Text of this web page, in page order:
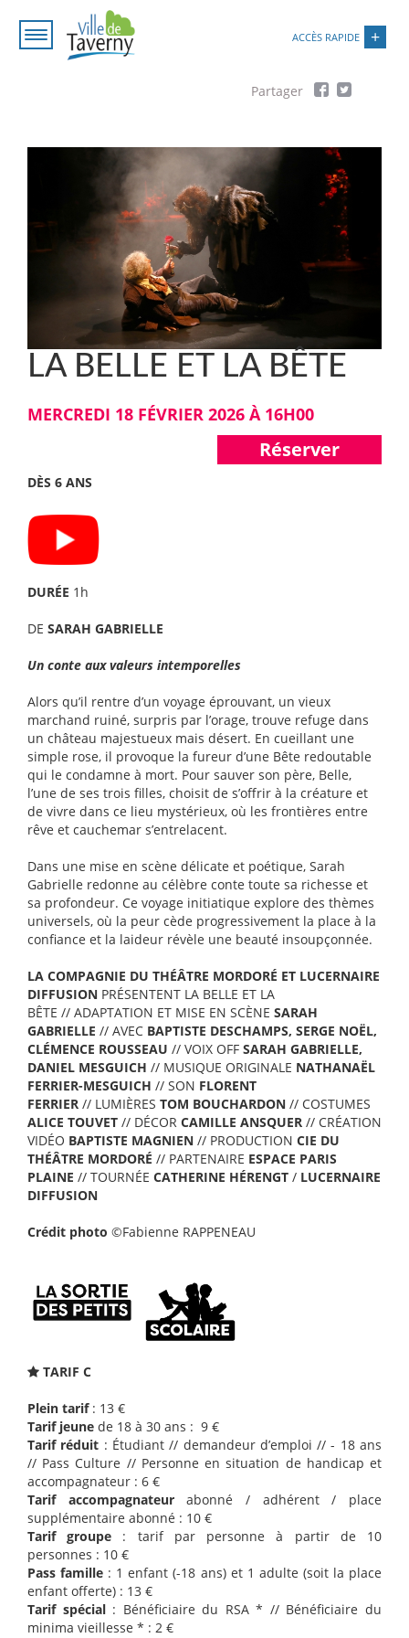
contenu
ACCÈS RAPIDE
LA BELLE ET LA BÊTE
MERCREDI 18 FÉVRIER 2026 À 16H00
Réserver
DÈS 6 ANS
DURÉE 1h
DE SARAH GABRIELLE
Un conte aux valeurs intemporelles
Alors qu’il rentre d’un voyage éprouvant, un vieux
marchand ruiné, surpris par l’orage, trouve refuge dans
un château majestueux mais désert. En cueillant une
simple rose, il provoque la fureur d’une Bête redoutable
qui le condamne à mort. Pour sauver son père, Belle,
l’une de ses trois filles, choisit de s’offrir à la créature et
de vivre dans ce lieu mystérieux, où les frontières entre
rêve et cauchemar s’entrelacent.
Dans une mise en scène délicate et poétique, Sarah
Gabrielle redonne au célèbre conte toute sa richesse et
sa profondeur. Ce voyage initiatique explore des thèmes
universels, où la peur cède progressivement la place à la
confiance et la laideur révèle une beauté insoupçonnée.
LA COMPAGNIE DU THÉÂTRE MORDORÉ ET LUCERNAIRE
DIFFUSION PRÉSENTENT LA BELLE ET LA
BÊTE // ADAPTATION ET MISE EN SCÈNE SARAH
GABRIELLE // AVEC BAPTISTE DESCHAMPS, SERGE NOËL,
CLÉMENCE ROUSSEAU // VOIX OFF SARAH GABRIELLE,
DANIEL MESGUICH // MUSIQUE ORIGINALE NATHANAËL
FERRIER-MESGUICH // SON FLORENT
FERRIER // LUMIÈRES TOM BOUCHARDON // COSTUMES
ALICE TOUVET // DÉCOR CAMILLE ANSQUER // CRÉATION
VIDÉO BAPTISTE MAGNIEN // PRODUCTION CIE DU
THÉÂTRE MORDORÉ // PARTENAIRE ESPACE PARIS
PLAINE // TOURNÉE CATHERINE HÉRENGT / LUCERNAIRE
DIFFUSION
Crédit photo ©Fabienne RAPPENEAU
TARIF C
Plein tarif: 13 €
Tarif jeune de 18 à 30 ans : 9 €
Tarif réduit : Étudiant // demandeur d’emploi // - 18 ans
// Pass Culture // Personne en situation de handicap et
accompagnateur : 6 €
Tarif accompagnateurabonné / adhérent / place
supplémentaire abonné : 10 €
Tarif groupe : tarif par personne à partir de 10
personnes : 10 €
Pass famille : 1 enfant (-18 ans) et 1 adulte (soit la place
enfant offerte) : 13 €
Tarif spécial: Bénéficiaire du RSA * // Bénéficiaire du
minima vieillesse * : 2 €
Paramétrer les cookies